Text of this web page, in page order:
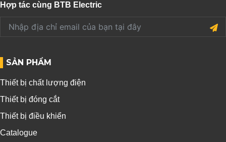
Hợp tác cùng BTB Electric
SẢN PHẨM
Thiết bị chất lượng điện
Thiết bị đóng cắt
Thiết bị điều khiển
Catalogue